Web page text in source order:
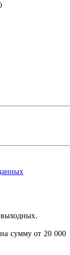
выходных.
сумму от 20 000